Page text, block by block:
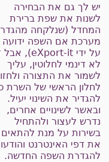
לך גם את הבחירה
את שפת ברירת
(שנלקחה מהגדרת
אם השפה ידועה
על ידי eXport-it), אבל זה
דינמי לחלוטין, עליך
את התצורה ולחזור
הראשי של השרת כדי
את השינוי יעיל.
לשינויים אחרים,
לעצור ולהתחיל
על מנת להתאים
דפי האינטרנט והודעות
השפה החדשה.